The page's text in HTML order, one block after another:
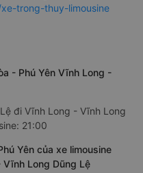
trong-thuy-limousine
- Phú Yên Vĩnh Long -
đi Vĩnh Long - Vĩnh Long
21:00
Yên của xe limousine
Vĩnh Long Dũng Lệ